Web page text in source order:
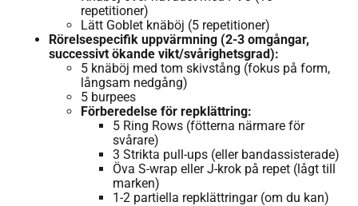
repetitioner)
Lätt Goblet knäböj (5 repetitioner)
Rörelsespecifik uppvärmning (2-3 omgångar,
successivt ökande vikt/svårighetsgrad):
5 knäböj med tom skivstång (fokus på form,
långsam nedgång)
5 burpees
Förberedelse för repklättring:
5 Ring Rows (fötterna närmare för
svårare)
3 Strikta pull-ups (eller bandassisterade)
Öva S-wrap eller J-krok på repet (lågt till
marken)
1-2 partiella repklättringar (om du kan)